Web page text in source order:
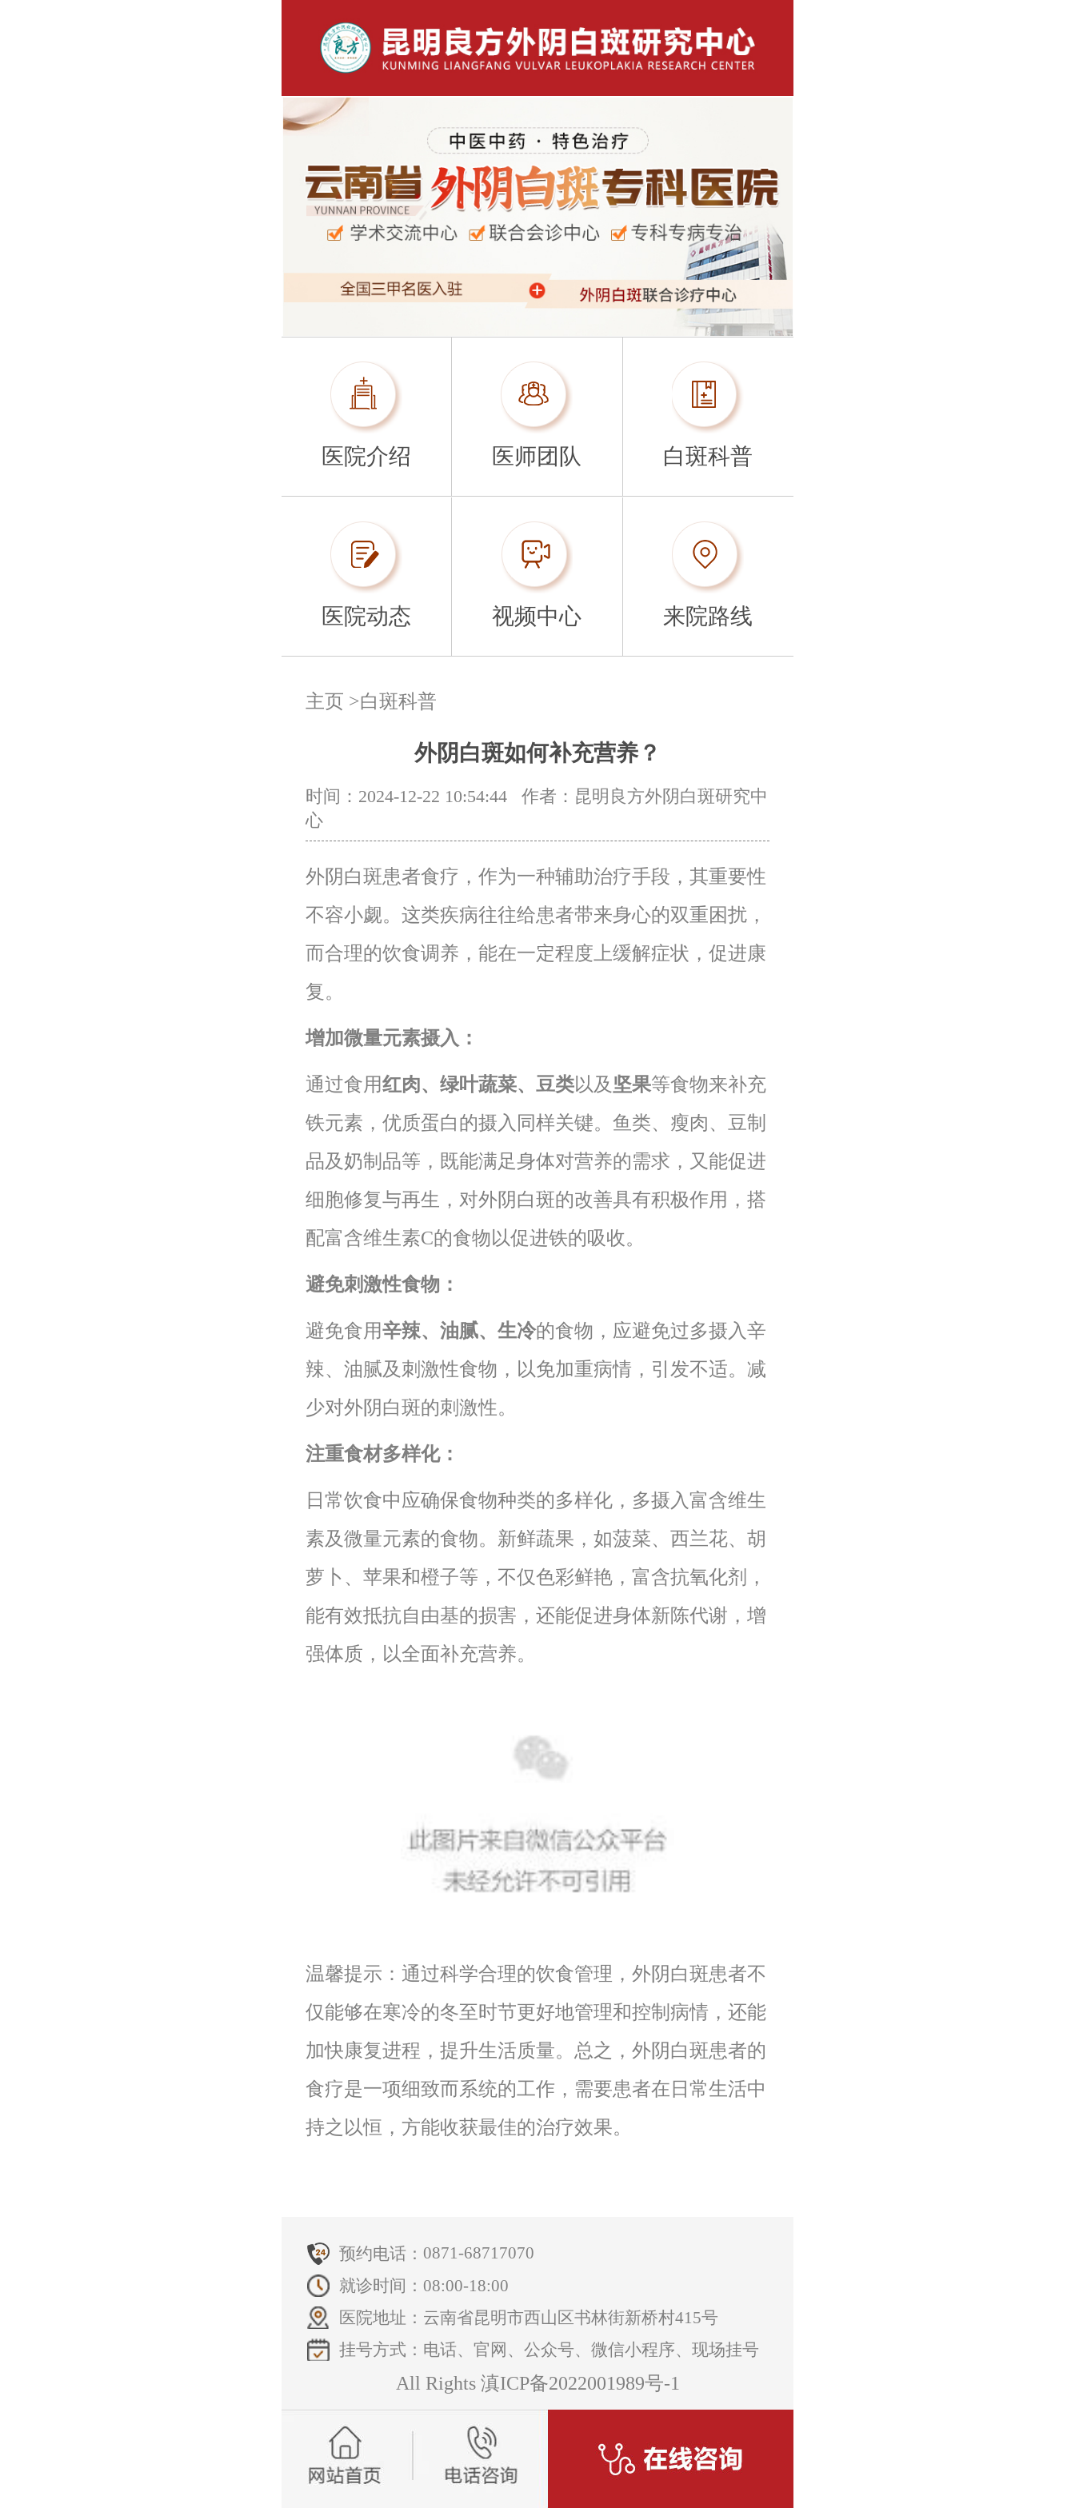
医院介绍 医师团队 白斑科普
医院动态 视频中心 来院路线
主页 >白斑科普
外阴白斑如何补充营养？
时间：2024-12-22 10:54:44
作者：昆明良方外阴白斑研究中
心
外阴白斑患者食疗，作为一种辅助治疗手段，其重要性
不容小觑。这类疾病往往给患者带来身心的双重困扰，
而合理的饮食调养，能在一定程度上缓解症状，促进康
复。
增加微量元素摄入：
通过食用红肉、绿叶蔬菜、豆类以及 坚果等食物来补充
铁元素，优质蛋白的摄入同样关键。鱼类、瘦肉、豆制
品及奶制品等，既能满足身体对营养的需求，又能促进
细胞修复与再生，对外阴白斑的改善具有积极作用，搭
配富含维生素C的食物以促进铁的吸收。
避免刺激性食物：
避免食用辛辣、油腻、生冷的食物，应避免过多摄入辛
辣、油腻及刺激性食物，以免加重病情，引发不适。减
少对外阴白斑的刺激性。
注重食材多样化：
日常饮食中应确保食物种类的多样化，多摄入富含维生
素及微量元素的食物。新鲜蔬果，如菠菜、西兰花、胡
萝卜、苹果和橙子等，不仅色彩鲜艳，富含抗氧化剂，
能有效抵抗自由基的损害，还能促进身体新陈代谢，增
强体质，以全面补充营养。
温馨提示：通过科学合理的饮食管理，外阴白斑患者不
仅能够在寒冷的冬至时节更好地管理和控制病情，还能
加快康复进程，提升生活质量。总之，外阴白斑患者的
食疗是一项细致而系统的工作，需要患者在日常生活中
持之以恒，方能收获最佳的治疗效果。
预约电话： 0871-68717070
就诊时间：08:00-18:00
医院地址：云南省昆明市西山区书林街新桥村415号
挂号方式：电话、官网、公众号、微信小程序、现场挂号
All Rights 滇ICP备2022001989号-1